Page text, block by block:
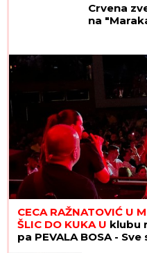
Crvena
na
CECA RAŽNATOVIĆ U
ŠLIC DO KUKA U klubu
pa PEVALA BOSA -